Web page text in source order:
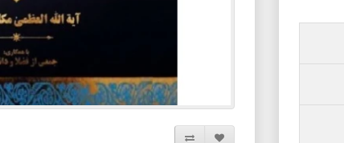
افزودن به لیست دلخواه
مقایسه این محصول